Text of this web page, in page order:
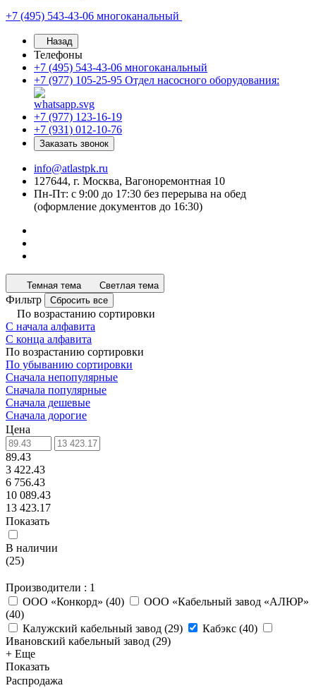
+7 (495) 543-43-06 многоканальный
Назад
Телефоны
+7 (495) 543-43-06 многоканальный
+7 (977) 105-25-95 Отдел насосного оборудования:
+7 (977) 123-16-19
+7 (931) 012-10-76
Заказать звонок
info@atlastpk.ru
127644, г. Москва, Вагоноремонтная 10
Пн-Пт: с 9:00 до 17:30 без перерыва на обед
(оформление документов до 16:30)
Темная тема Светлая тема
Фильтр Сбросить все
По возрастанию сортировки
С начала алфавита
С конца алфавита
По возрастанию сортировки
По убыванию сортировки
Сначала непопулярные
Сначала популярные
Сначала дешевые
Сначала дорогие
Цена
89.43
3 422.43
6 756.43
10 089.43
13 423.17
Показать
В наличии
(25)
Производители : 1
ООО «Конкорд» (40)
ООО «Кабельный завод «АЛЮР»
(40)
Калужский кабельный завод (29) Кабэкс (40)
Ивановский кабельный завод (29)
+ Еще
Показать
Распродажа